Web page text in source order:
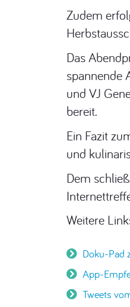
Zudem
Das
spannende
und VJ
bereit.
Ein Fazit
und
Dem
Weitere
Doku-Pad
App-
Tweets